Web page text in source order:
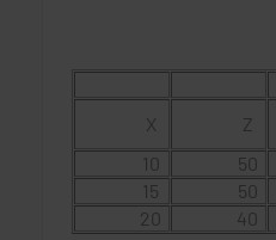
X
Z
10
50
15
50
20
40